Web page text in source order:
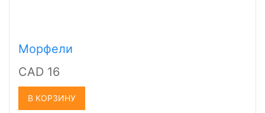
Морфели
CAD 16
В КОРЗИНУ